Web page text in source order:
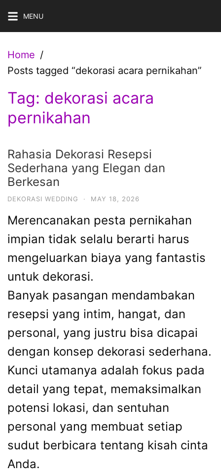
Skip
MENU
Home
Posts tagged “dekorasi acara pernikahan”
Tag: dekorasi acara
pernikahan
Rahasia Dekorasi Resepsi
Sederhana yang Elegan dan
Berkesan
DEKORASI WEDDING · MAY 18, 2026
Merencanakan pesta pernikahan
impian tidak selalu berarti harus
mengeluarkan biaya yang fantastis
untuk dekorasi.
Banyak pasangan mendambakan
resepsi yang intim, hangat, dan
personal, yang justru bisa dicapai
dengan konsep dekorasi sederhana.
Kunci utamanya adalah fokus pada
detail yang tepat, memaksimalkan
potensi lokasi, dan sentuhan
personal yang membuat setiap
sudut berbicara tentang kisah cinta
Anda.